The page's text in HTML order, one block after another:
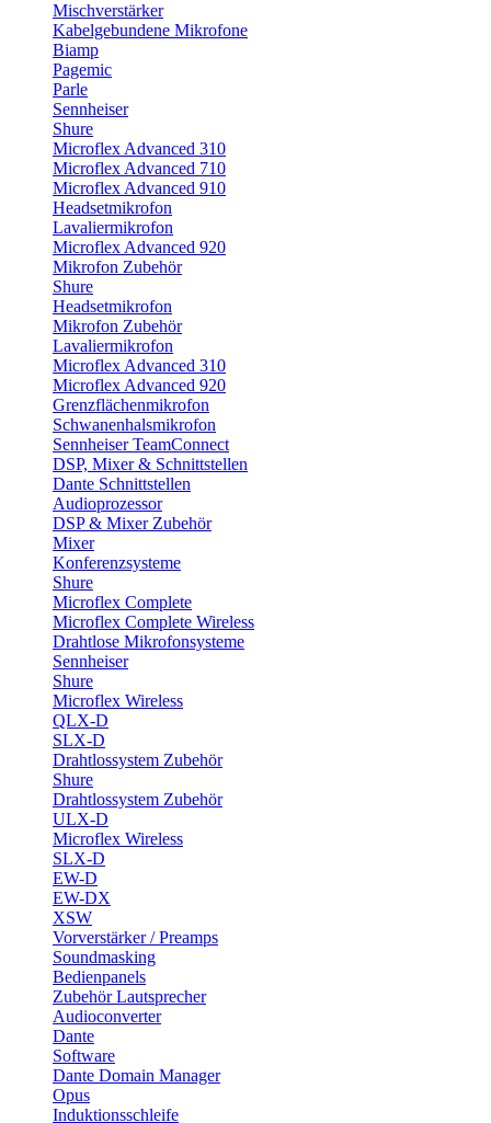
Mischverstärker
Kabelgebundene Mikrofone
Biamp
Pagemic
Parle
Sennheiser
Shure
Microflex Advanced 310
Microflex Advanced 710
Microflex Advanced 910
Headsetmikrofon
Lavaliermikrofon
Microflex Advanced 920
Mikrofon Zubehör
Shure
Headsetmikrofon
Mikrofon Zubehör
Lavaliermikrofon
Microflex Advanced 310
Microflex Advanced 920
Grenzflächenmikrofon
Schwanenhalsmikrofon
Sennheiser TeamConnect
DSP, Mixer & Schnittstellen
Dante Schnittstellen
Audioprozessor
DSP & Mixer Zubehör
Mixer
Konferenzsysteme
Shure
Microflex Complete
Microflex Complete Wireless
Drahtlose Mikrofonsysteme
Sennheiser
Shure
Microflex Wireless
QLX-D
SLX-D
Drahtlossystem Zubehör
Shure
Drahtlossystem Zubehör
ULX-D
Microflex Wireless
SLX-D
EW-D
EW-DX
XSW
Vorverstärker / Preamps
Soundmasking
Bedienpanels
Zubehör Lautsprecher
Audioconverter
Dante
Software
Dante Domain Manager
Opus
Induktionsschleife